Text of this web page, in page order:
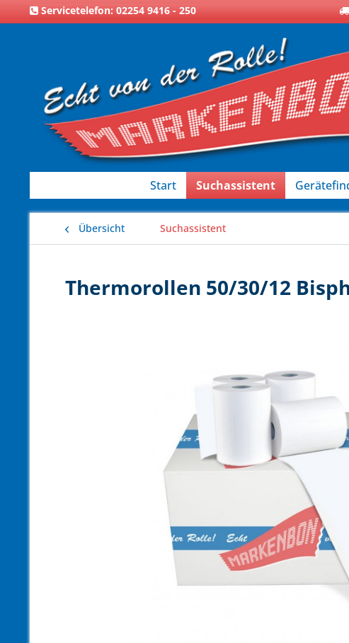
Servicetelefon: 02254 9416 - 250
Start Suchassistent
Übersicht Suchassistent
Thermorollen 50/30/12